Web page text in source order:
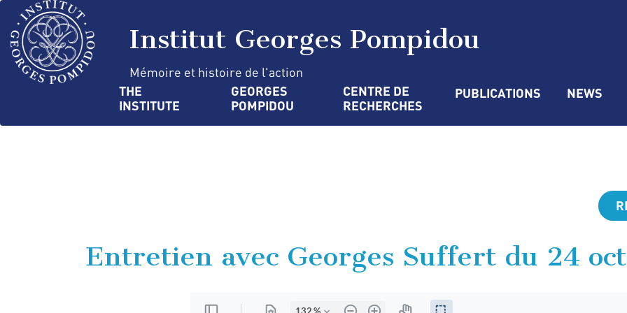
Skip
main
content
Institut Georges Pompidou
Mémoire et histoire de l'action
Navigation
principale
THE
INSTITUTE
GEORGES
POMPIDOU
CENTRE DE
RECHERCHES
PUBLICATIONS NEWS
Entretien avec Georges Suffert du 24
Cookies management panel